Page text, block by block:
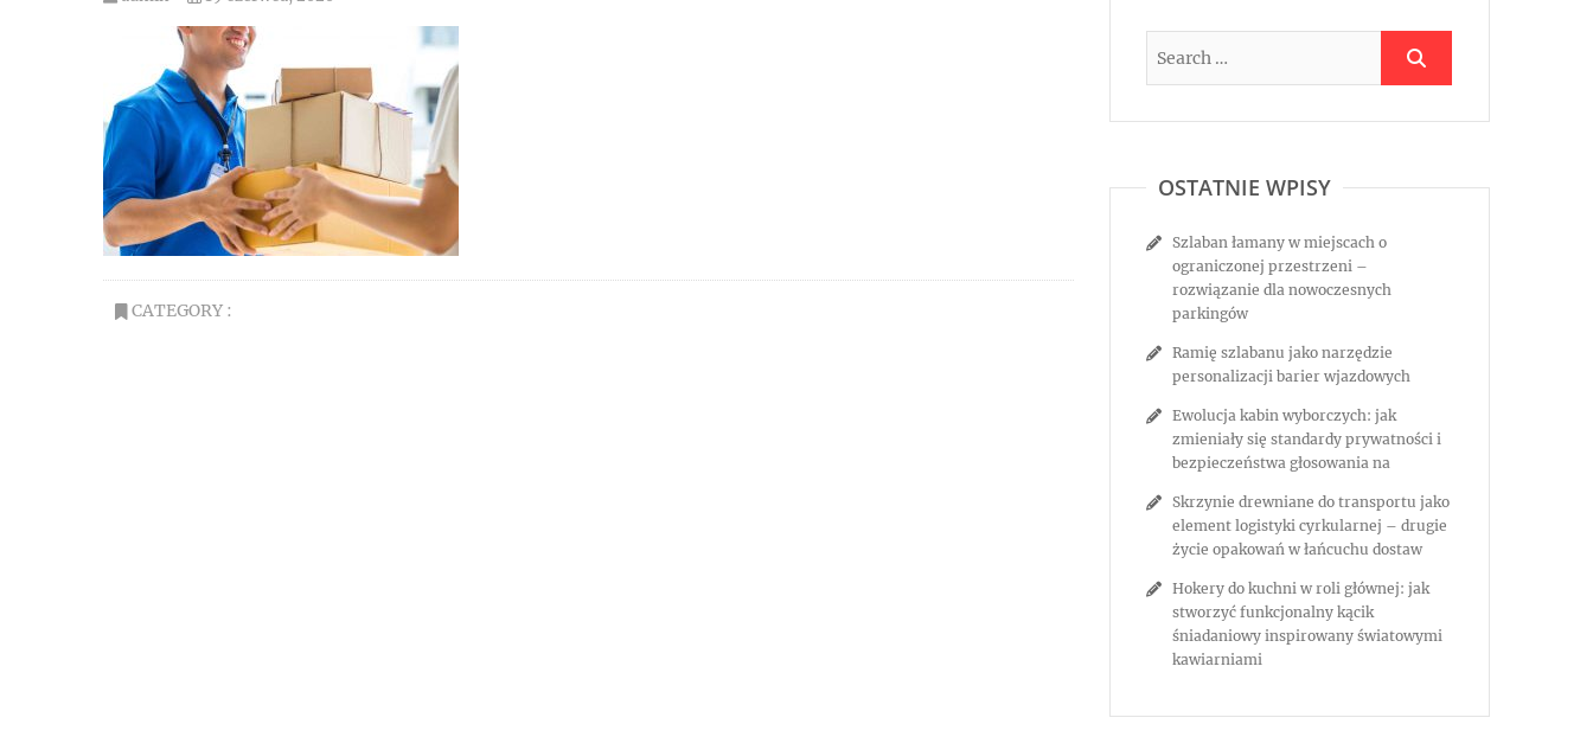
CATEGORY :
OSTATNIE WPISY
Szlaban łamany w miejscach o
ograniczonej przestrzeni –
rozwiązanie dla nowoczesnych
parkingów
Ramię szlabanu jako narzędzie
personalizacji barier wjazdowych
Ewolucja kabin wyborczych: jak
zmieniały się standardy prywatności i
bezpieczeństwa głosowania na
Skrzynie drewniane do transportu jako
element logistyki cyrkularnej – drugie
życie opakowań w łańcuchu dostaw
Hokery do kuchni w roli głównej: jak
stworzyć funkcjonalny kącik
śniadaniowy inspirowany światowymi
kawiarniami